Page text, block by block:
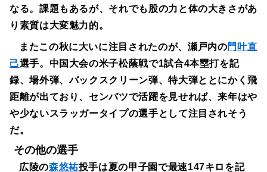
なる。課題もあるが、それでも股の力と体の大きさがあ
り素質は大変魅力的。
またこの秋に大いに注目されたのが、瀬戸内の門叶直
己選手。中国大会の米子松蔭戦で1試合4本塁打を記
録、場外弾、バックスクリーン弾、特大弾ととにかく飛
距離が出ており、センバツで活躍を見せれば、来年はや
や少ないスラッガータイプの選手として注目されそう
だ。
その他の選手
広陵の森悠祐投手は夏の甲子園で最速147キロを記